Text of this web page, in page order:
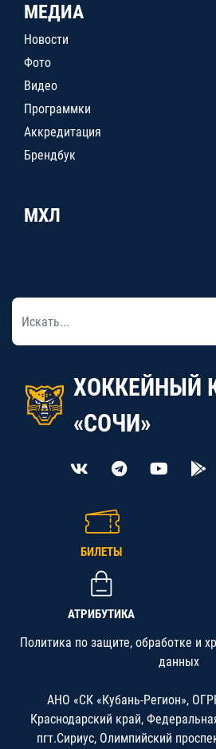
МЕДИА
Новости
Фото
Видео
Программки
Аккредитация
Брендбук
МХЛ
ХОККЕЙНЫЙ
«СОЧИ»
БИЛЕТЫ
АТРИБУТИКА
Политика по защите, обработке и
данных
АНО «СК «Кубань-Регион»,
Краснодарский край,
пгт.Сириус, Олимпийский